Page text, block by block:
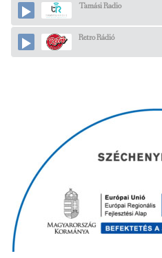
Tamási Radio
Retro Rádió